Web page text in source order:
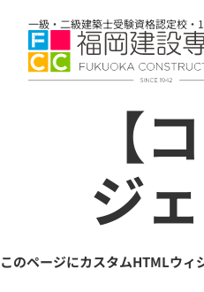
一級・二級建築士受験資格認定校
【
ジ
このページにカスタムHTMLウィ